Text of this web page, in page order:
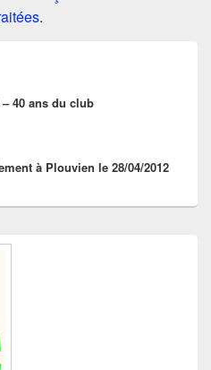
.
– 40 ans du club
à Plouvien le 28/04/2012